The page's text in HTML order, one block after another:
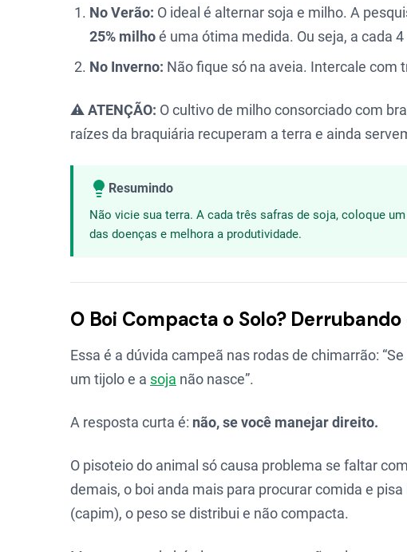
No Verão: O ideal é alternar soja e milho. A
25% milhoé uma ótima medida. Ou seja, a cada
No Inverno: Não fique só na aveia. Intercale com
⚠️ ATENÇÃO: O cultivo de milho consorciado com
raízes da braquiária recuperam a terra e ainda
Resumindo
Não vicie sua terra. A cada três safras de soja, coloque
das doenças e melhora a produtividade.
O Boi Compacta o Solo?
Essa é a dúvida campeã nas rodas de chimarrão:
um tijolo e a soja não nasce”.
A resposta curta é: não, se você manejar direito.
O pisoteio do animal só causa problema se faltar
demais, o boi anda mais para procurar comida e
(capim), o peso se distribui e não compacta.